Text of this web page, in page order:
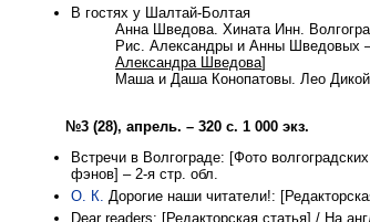
В гостях у Шалтай-Болтая
Анна Шведова. Хината Инн.
Рис. Александры и Анны Шведовых
Александра Шведова]
Маша и Даша Конопатовы. Лео
№3 (28), апрель. – 320 с. 1 000 экз.
Встречи в Волгограде: [Фото
фэнов] – 2-я стр. обл.
О. К. Дорогие наши читатели!:
Dear readers: [Редакторская статья] / На